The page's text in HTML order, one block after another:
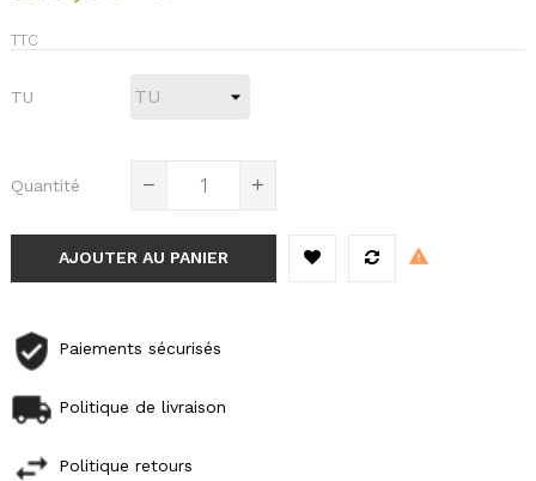
TTC
TU
Quantité
AJOUTER AU PANIER
Paiements sécurisés
Politique de livraison
Politique retours